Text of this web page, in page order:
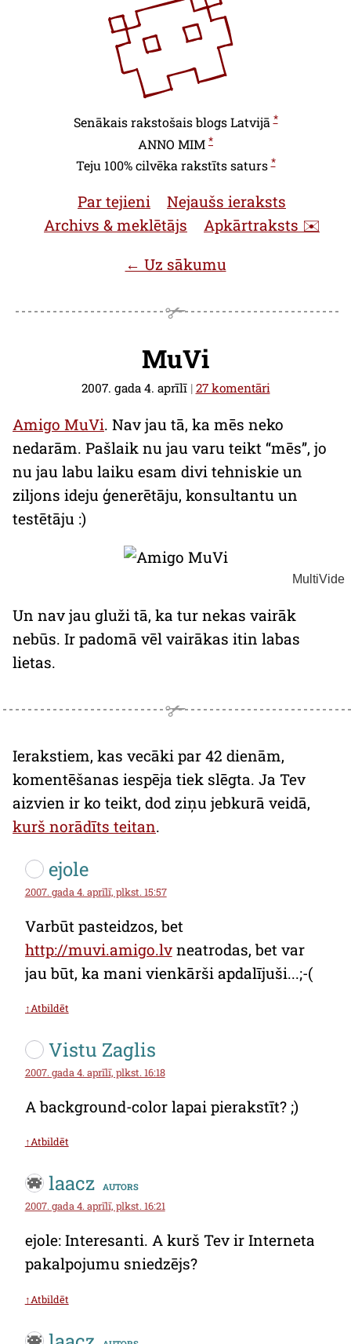
Senākais rakstošais blogs Latvijā*
ANNO MIM *
Teju 100% cilvēka rakstīts saturs*
Par tejieni
Nejaušs ieraksts
Archivs & meklētājs
Apkārtraksts ✉️
← Uz sākumu
MuVi
2007. gada 4. aprīlī | 27 komentāri
Amigo MuVi. Nav jau tā, ka mēs neko
nedarām. Pašlaik nu jau varu teikt “mēs”, jo
nu jau labu laiku esam divi tehniskie un
ziljons ideju ģenerētāju, konsultantu un
testētāju :)
MultiVide
Un nav jau gluži tā, ka tur nekas vairāk
nebūs. Ir padomā vēl vairākas itin labas
lietas.
Ierakstiem, kas vecāki par 42 dienām,
komentēšanas iespēja tiek slēgta. Ja Tev
aizvien ir ko teikt, dod ziņu jebkurā veidā,
kurš norādīts teitan.
ejole
2007. gada 4. aprīlī, plkst. 15:57
Varbūt pasteidzos, bet
http://muvi.amigo.lvneatrodas, bet var
jau būt, ka mani vienkārši apdalījuši...;-(
↑Atbildēt
Vistu Zaglis
2007. gada 4. aprīlī, plkst. 16:18
A background-color lapai pierakstīt? ;)
↑Atbildēt
laacz autors
2007. gada 4. aprīlī, plkst. 16:21
ejole: Interesanti. A kurš Tev ir Interneta
pakalpojumu sniedzējs?
↑Atbildēt